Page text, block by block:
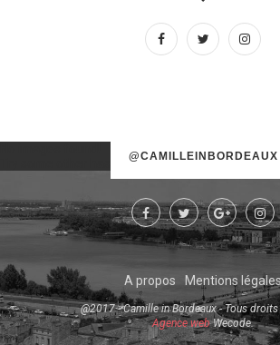
@CAMILLEINBORDEAUX
Try some other hashtag or username
A propos Mentions
@2017 - Camille in Bordeaux - Tous droits
Agence webWecode.